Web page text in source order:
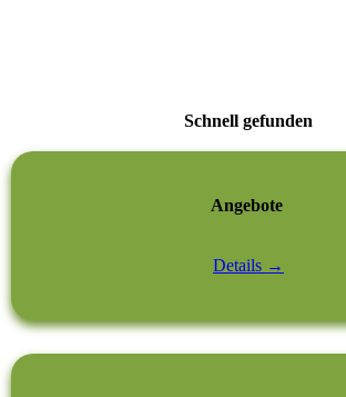
Schnell gefunden
Angebote
Details →